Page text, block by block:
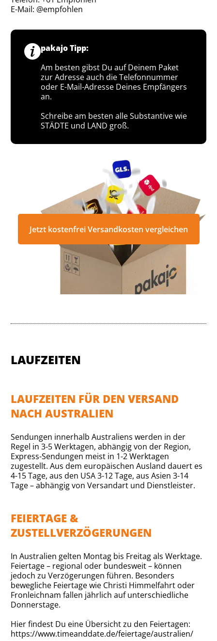
E-Mail: @empfohlen
pakajo Tipp:
Am besten gibst Du auf Deinem Paket
zur Adresse auch die Telefonnummer
oder E-Mail-Adresse Deines Empfängers
an.
Schreibe am besten alle Substantive wie
STÄDTE und LAND groß.
Jetzt kostenfrei Versandkosten vergleichen
LAUFZEITEN
LAUFZEITEN FÜR DEN VERSAND
NACH AUSTRALIEN
Sendungen innerhalb Australiens werden in der
Regel in 3-5 Werktagen, abhängig von der Region,
Express-Sendungen meist in 1-2 Werktagen
zugestellt. Aus dem europäischen Ausland dauert es
4-15 Tage, aus den USA 3-12 Tage, aus Asien 3-14
Tage – abhängig von Versandart und Dienstleister.
FEIERTAGE &
ZUSTELLVERZÖGERUNGEN
In Australien gelten Montag bis Freitag als Werktage.
Feiertage – regional oder bundesweit – können
jedoch zu Verzögerungen führen. Besonders
bewegliche Feiertage wie Christi Himmelfahrt oder
Fronleichnam fallen jährlich auf unterschiedliche
Donnerstage.
Hier findest Du eine Übersicht zu den Feiertagen:
https://www.timeanddate.de/feiertage/australien/